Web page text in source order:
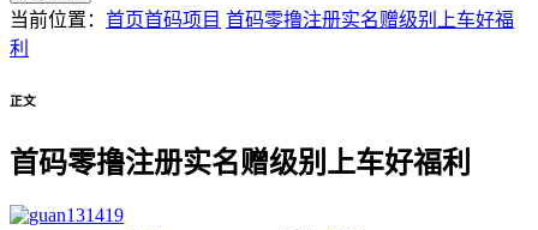
当前位置： 首页首码项目 首码零撸注册实名赠级别上车好福
利
正文
首码零撸注册实名赠级别上车好福利